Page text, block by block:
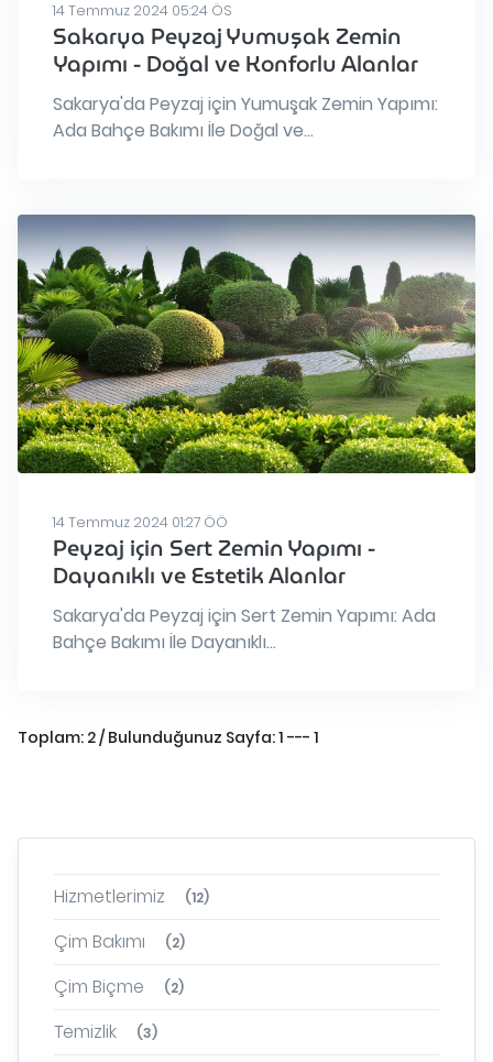
14 Temmuz 2024 05:24 ÖS
Sakarya Peyzaj Yumuşak Zemin
Yapımı - Doğal ve Konforlu Alanlar
Sakarya'da Peyzaj için Yumuşak Zemin Yapımı:
Ada Bahçe Bakımı İle Doğal ve...
14 Temmuz 2024 01:27 ÖÖ
Peyzaj için Sert Zemin Yapımı -
Dayanıklı ve Estetik Alanlar
Sakarya'da Peyzaj için Sert Zemin Yapımı: Ada
Bahçe Bakımı İle Dayanıklı...
Toplam: 2 / Bulunduğunuz Sayfa: 1 --- 1
Hizmetlerimiz (12)
Çim Bakımı (2)
Çim Biçme (2)
Temizlik (3)